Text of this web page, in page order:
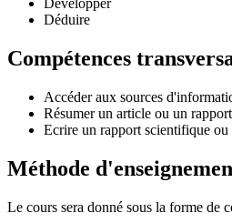
Développer
Déduire
Compétences
Accéder aux sources
Résumer un article ou un
Ecrire un rapport scientifique ou
Méthode
Le cours sera donné sous la forme de